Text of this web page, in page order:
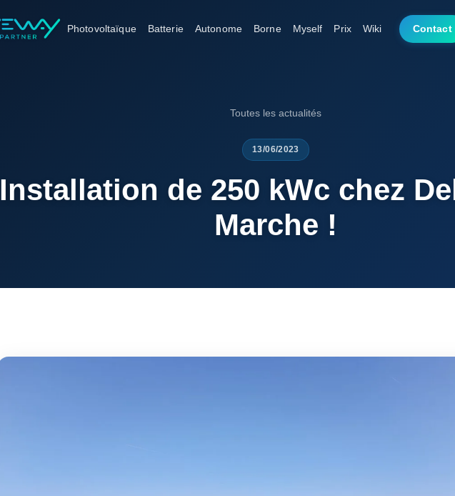
Photovoltaïque Batterie Autonome Borne Myself Prix Wiki Contact
Toutes les actualités
13/06/2023
Installation de 250 kWc chez
Marche !